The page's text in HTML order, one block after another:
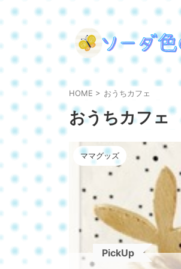
HOME > おうちカフェ
おうちカフェ
ママグッズ
PickUp